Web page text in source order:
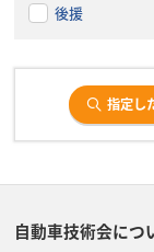
後援
指定し
自動車技術会につ